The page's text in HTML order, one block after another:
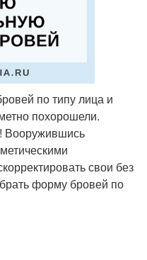
по типу лица и
похорошели.
Вооружившись
свои без
форму бровей по